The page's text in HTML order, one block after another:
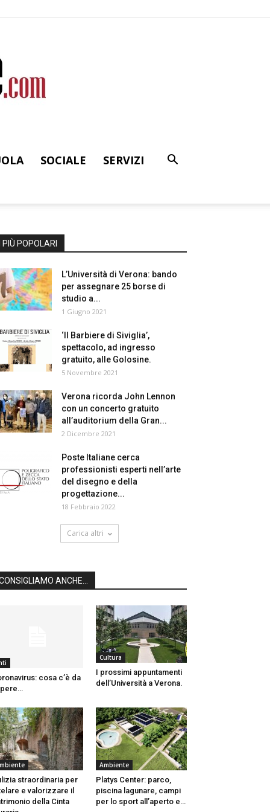
SOCIALE
SERVIZI
I PIÙ POPOLARI
L’Università di Verona: bando
per assegnare 25 borse di
studio a...
1 Giugno 2021
‘Il Barbiere di Siviglia’,
spettacolo, ad ingresso
gratuito, alle Golosine.
5 Novembre 2021
Verona ricorda John Lennon
con un concerto gratuito
all’auditorium della Gran...
2 Dicembre 2021
Poste Italiane cerca
professionisti esperti nell’arte
del disegno e della
progettazione...
18 Febbraio 2022
Carica altri
ANCHE...
cosa c’è da
Cultura
I prossimi appuntamenti
dell’Università a Verona.
straordinaria per
e valorizzare il
della Cinta
Ambiente
Platys Center: parco,
piscina lagunare, campi
per lo sport all’aperto e…